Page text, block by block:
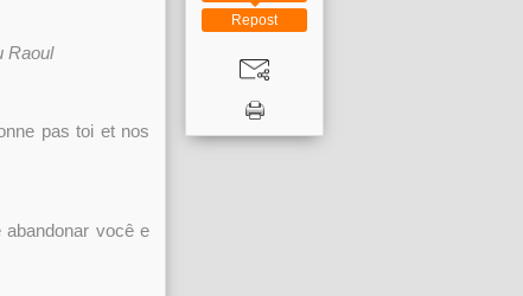
Raoul
pas toi et nos
você e
Repost